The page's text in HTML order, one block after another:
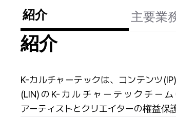
紹介 主要業
紹介
K-カルチャーテックは、コンテンツ
(LIN)のK-カルチャーテックチー
アーティストとクリエイターの権益